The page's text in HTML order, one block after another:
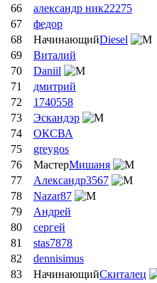
66
александр ник22275
67
федор
68
НачинающийDiesel
69
Виталий
70
Daniil
71
дмитрий
72
1740558
73
Эскандэр
74
ОКСВА
75
greygos
76
МастерМишаня
77
Александр3567
78
Nazar87
79
Андрей
80
сергей
81
stas7878
82
dennisimus
83
НачинающийСкиталец